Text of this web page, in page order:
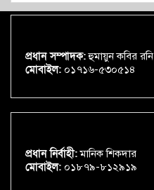
প্রধান সম্পাদক:হুমায়ুন কবির রনি
মোবাইল: ০১৭১৬-৫৩০৫১৪
প্রধান নির্বাহী:মানিক শিকদার
মোবাইল: ০১৮৭৯-৮১২৯১৯